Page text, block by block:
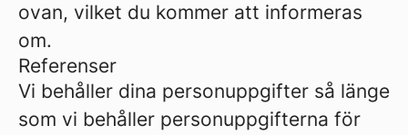
ovan, vilket du kommer att informeras
om.
Referenser
Vi behåller dina personuppgifter så länge
som vi behåller personuppgifterna för